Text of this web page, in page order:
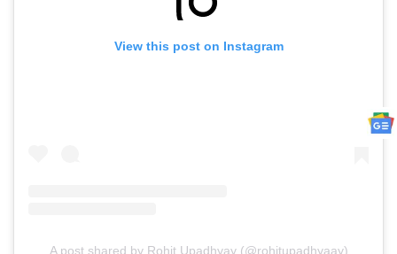
View this post on Instagram
A post shared by Rohit Upadhyay (@rohitupadhyaay)